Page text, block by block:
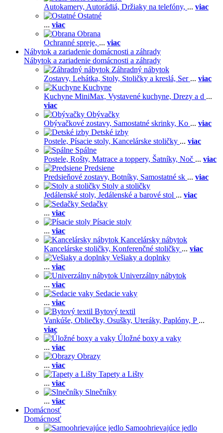
Autokamery, Autorádiá, Držiaky na telefóny, ... viac
Ostatné
... viac
Obrana
Ochranné spreje, ... viac
Nábytok a zariadenie domácnosti a záhrady
Nábytok a zariadenie domácnosti a záhrady
Záhradný nábytok
Zostavy, Lehátka, Stoly, Stoličky a kreslá, Ser ... viac
Kuchyne
Kuchyne MiniMax, Vystavené kuchyne, Drezy a d ...
viac
Obývačky
Obývačkové zostavy, Samostatné skrinky, Ko ... viac
Detské izby
Postele, Písacie stoly, Kancelárske stoličky ... viac
Spálne
Postele, Rošty, Matrace a toppery, Šatníky, Noč ... viac
Predsiene
Predsieňové zostavy, Botníky, Samostatné sk ... viac
Stoly a stoličky
Jedálenské stoly, Jedálenské a barové stol ... viac
Sedačky
... viac
Písacie stoly
... viac
Kancelársky nábytok
Kancelárske stoličky, Konferenčné stoličky ... viac
Vešiaky a doplnky
... viac
Univerzálny nábytok
... viac
Sedacie vaky
... viac
Bytový textil
Vankúše, Obliečky, Osušky, Uteráky, Paplóny, P ...
viac
Úložné boxy a vaky
... viac
Obrazy
... viac
Tapety a Lišty
... viac
Slnečníky
... viac
Domácnosť
Domácnosť
Samoohrievajúce jedlo